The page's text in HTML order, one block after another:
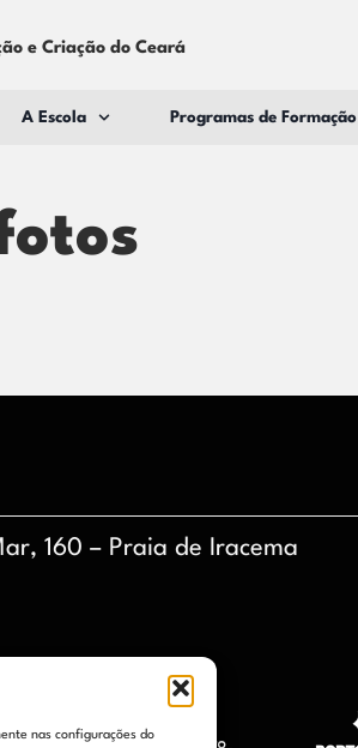
nas configurações do
e Criação do Ceará
A Escola Programas de Formação
160 – Praia de Iracema